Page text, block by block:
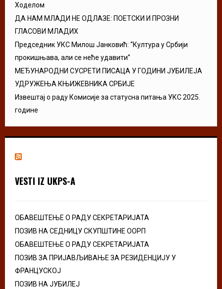
Ходелом
ДА НАМ МЛАДИ НЕ ОДЛАЗЕ: ПОЕТСКИ И ПРОЗНИ
ГЛАСОВИ МЛАДИХ
Председник УКС Милош Јанковић: “Култура у Србији
прокишњава, али се неће удавити”
МЕЂУНАРОДНИ СУСРЕТИ ПИСАЦА У ГОДИНИ ЈУБИЛЕЈА
УДРУЖЕЊА КЊИЖЕВНИКА СРБИЈЕ
Извештај о раду Комисије за статусна питања УКС 2025.
године
VESTI IZ UKPS-A
ОБАВЕШТЕЊЕ О РАДУ СЕКРЕТАРИЈАТА
ПОЗИВ НА СЕДНИЦУ СКУПШТИНЕ ООРП
ОБАВЕШТЕЊЕ О РАДУ СЕКРЕТАРИЈАТА
ПОЗИВ ЗА ПРИЈАВЉИВАЊЕ ЗА РЕЗИДЕНЦИЈУ У
ФРАНЦУСКОЈ
ПОЗИВ НА ЈУБИЛЕЈ